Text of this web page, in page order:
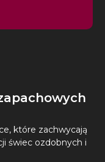
które zachwycają
świec ozdobnych i